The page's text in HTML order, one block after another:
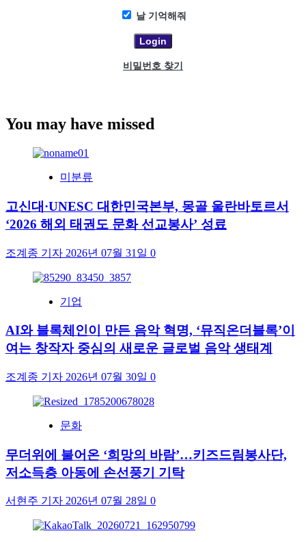
날 기억해줘
비밀번호 찾기
You may have missed
미분류
고신대·UNESC 대한민국본부, 몽골 울란바토르서
‘2026 해외 태권도 문화 선교봉사’ 성료
조계종 기자 2026년 07월 31일 0
기업
AI와 블록체인이 만든 음악 혁명, ‘뮤직온더블록’이
여는 창작자 중심의 새로운 글로벌 음악 생태계
조계종 기자 2026년 07월 30일 0
문화
무더위에 불어온 ‘희망의 바람’…키즈드림봉사단,
저소득층 아동에 손선풍기 기탁
서현주 기자 2026년 07월 28일 0